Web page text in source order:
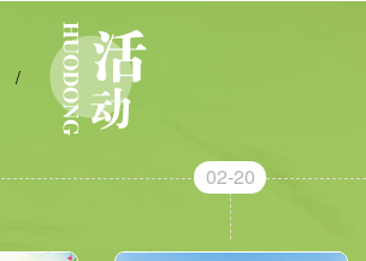
/
02-20